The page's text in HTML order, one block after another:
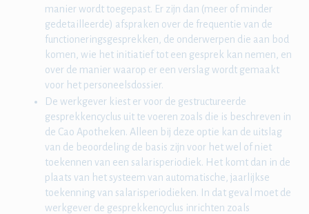
manier wordt toegepast. Er zijn dan (meer of minder
gedetailleerde) afspraken over de frequentie van de
functioneringsgesprekken, de onderwerpen die aan bod
komen, wie het initiatief tot een gesprek kan nemen, en
over de manier waarop er een verslag wordt gemaakt
voor het personeelsdossier.
De werkgever kiest er voor de gestructureerde
gesprekkencyclus uit te voeren zoals die is beschreven in
de Cao Apotheken. Alleen bij deze optie kan de uitslag
van de beoordeling de basis zijn voor het wel of niet
toekennen van een salarisperiodiek. Het komt dan in de
plaats van het systeem van automatische, jaarlijkse
toekenning van salarisperiodieken. In dat geval moet de
werkgever de gesprekkencyclus inrichten zoals